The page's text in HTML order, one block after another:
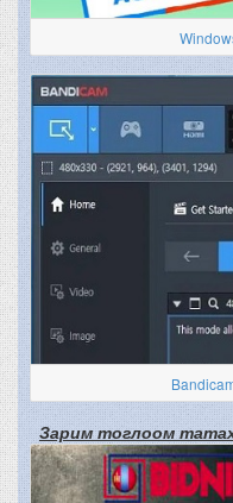
Зарим тоглоом